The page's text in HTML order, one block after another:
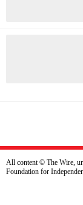
All content © The Wire,
Foundation for